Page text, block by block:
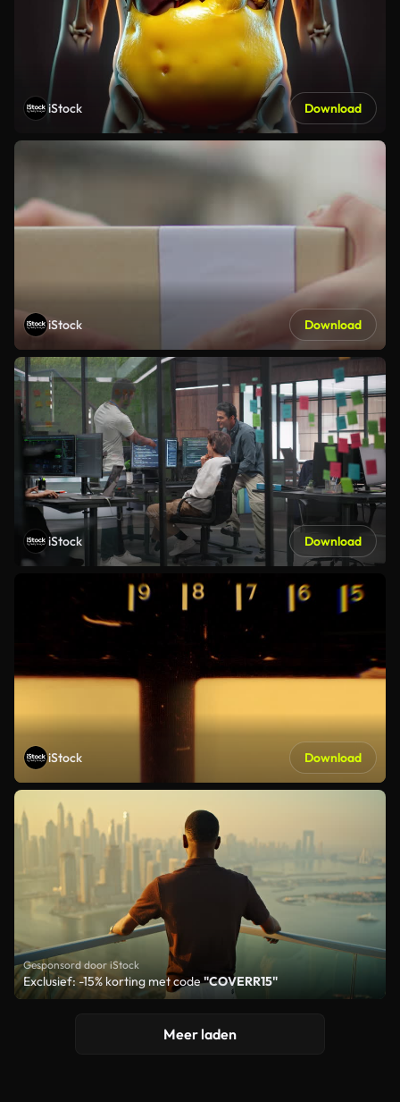
iStock Download
iStock Download
iStock Download
iStock Download
Gesponsord door iStock
Exclusief: -15% korting met code"COVERR15"
Meer laden